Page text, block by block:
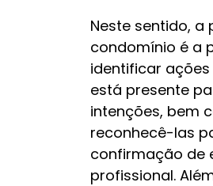
Neste sentido,
condomínio é a
identificar
está presente
intenções, bem
reconhecê-las
confirmação de
profissional.